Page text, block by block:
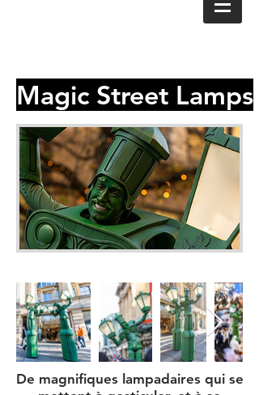
Magic Street Lamps
De magnifiques lampadaires qui se